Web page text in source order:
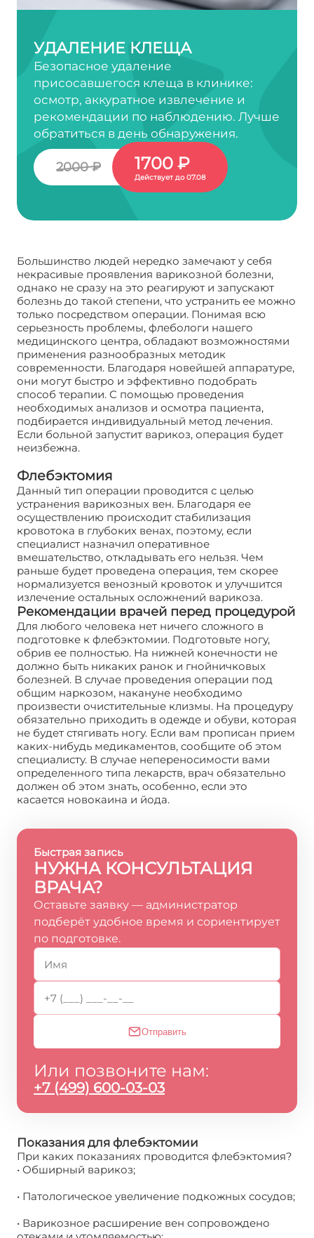
УДАЛЕНИЕ КЛЕЩА
Безопасное удаление
присосавшегося клеща в клинике:
осмотр, аккуратное извлечение и
рекомендации по наблюдению. Лучше
обратиться в день обнаружения.
2000 ₽ 1700 ₽
Действует до 07.08
Большинство людей нередко замечают у себя
некрасивые проявления варикозной болезни,
однако не сразу на это реагируют и запускают
болезнь до такой степени, что устранить ее можно
только посредством операции. Понимая всю
серьезность проблемы, флебологи нашего
медицинского центра, обладают возможностями
применения разнообразных методик
современности. Благодаря новейшей аппаратуре,
они могут быстро и эффективно подобрать
способ терапии. С помощью проведения
необходимых анализов и осмотра пациента,
подбирается индивидуальный метод лечения.
Если больной запустит варикоз, операция будет
неизбежна.
Флебэктомия
Данный тип операции проводится с целью
устранения варикозных вен. Благодаря ее
осуществлению происходит стабилизация
кровотока в глубоких венах, поэтому, если
специалист назначил оперативное
вмешательство, откладывать его нельзя. Чем
раньше будет проведена операция, тем скорее
нормализуется венозный кровоток и улучшится
излечение остальных осложнений варикоза.
Рекомендации врачей перед процедурой
Для любого человека нет ничего сложного в
подготовке к флебэктомии. Подготовьте ногу,
обрив ее полностью. На нижней конечности не
должно быть никаких ранок и гнойничковых
болезней. В случае проведения операции под
общим наркозом, накануне необходимо
произвести очистительные клизмы. На процедуру
обязательно приходить в одежде и обуви, которая
не будет стягивать ногу. Если вам прописан прием
каких-нибудь медикаментов, сообщите об этом
специалисту. В случае непереносимости вами
определенного типа лекарств, врач обязательно
должен об этом знать, особенно, если это
касается новокаина и йода.
Быстрая запись
НУЖНА КОНСУЛЬТАЦИЯ
ВРАЧА?
Оставьте заявку — администратор
подберёт удобное время и сориентирует
по подготовке.
Отправить
Или позвоните нам:
+7 (499) 600-03-03
Показания для флебэктомии
При каких показаниях проводится флебэктомия?
• Обширный варикоз;
• Патологическое увеличение подкожных сосудов;
• Варикозное расширение вен сопровождено